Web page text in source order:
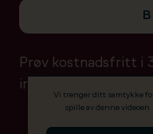
Prøv kostnadsfritt i
ingen
Vi trenger ditt samtykke
spille av denne videoen